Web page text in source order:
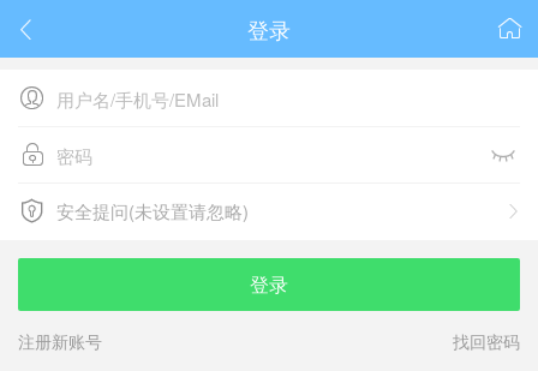
 
登录

 
 
安全提问(未设置请忽略)
安全提问(未设置请忽略)
登录
注册新账号
找回密码